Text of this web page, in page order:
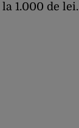
1.000 de lei.